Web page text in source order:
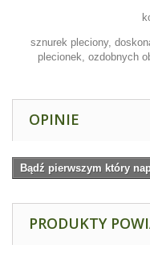
sznurek pleciony,
plecionek, ozdobnych
OPINIE
Bądź pierwszym który
PRODUKTY